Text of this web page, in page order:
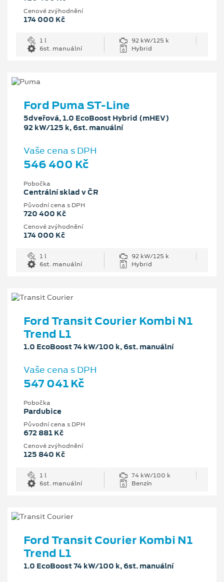
Cenové zvýhodnění
174 000 Kč
1 l
92 kW/125 k
6st. manuální
Hybrid
Ford Puma ST-Line
5dveřová, 1.0 EcoBoost Hybrid (mHEV)
92 kW/125 k, 6st. manuální
Vaše cena s DPH
546 400 Kč
Pobočka
Centrální sklad v ČR
Původní cena s DPH
720 400 Kč
Cenové zvýhodnění
174 000 Kč
1 l
92 kW/125 k
6st. manuální
Hybrid
Ford Transit Courier Kombi N1
Trend L1
1.0 EcoBoost 74 kW/100 k, 6st. manuální
Vaše cena s DPH
547 041 Kč
Pobočka
Pardubice
Původní cena s DPH
672 881 Kč
Cenové zvýhodnění
125 840 Kč
1 l
74 kW/100 k
6st. manuální
Benzín
Ford Transit Courier Kombi N1
Trend L1
1.0 EcoBoost 74 kW/100 k, 6st. manuální